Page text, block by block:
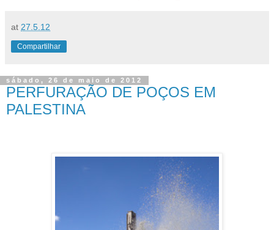
at 27.5.12
Compartilhar
sábado, 26 de maio de 2012
PERFURAÇÃO DE POÇOS EM
PALESTINA